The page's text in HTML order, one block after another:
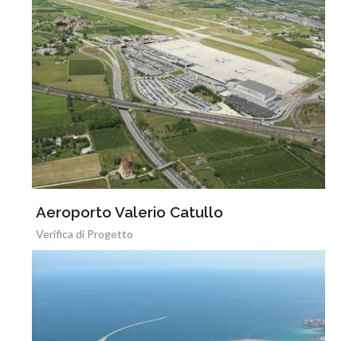
Aeroporto Valerio Catullo
Verifica di Progetto